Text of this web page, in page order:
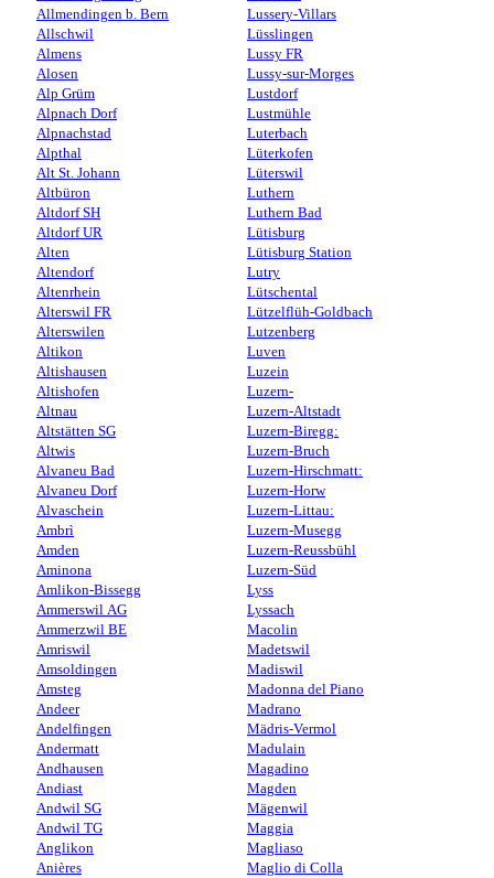
Allmendingen b. Bern
Allschwil
Almens
Alosen
Alp Grüm
Alpnach Dorf
Alpnachstad
Alpthal
Alt St. Johann
Altbüron
Altdorf SH
Altdorf UR
Alten
Altendorf
Altenrhein
Alterswil FR
Alterswilen
Altikon
Altishausen
Altishofen
Altnau
Altstätten SG
Altwis
Alvaneu Bad
Alvaneu Dorf
Alvaschein
Ambrì
Amden
Aminona
Amlikon-Bissegg
Ammerswil AG
Ammerzwil BE
Amriswil
Amsoldingen
Amsteg
Andeer
Andelfingen
Andermatt
Andhausen
Andiast
Andwil SG
Andwil TG
Anglikon
Anières
Lussery-Villars
Lüsslingen
Lussy FR
Lussy-sur-Morges
Lustdorf
Lustmühle
Luterbach
Lüterkofen
Lüterswil
Luthern
Luthern Bad
Lütisburg
Lütisburg Station
Lutry
Lütschental
Lützelflüh-Goldbach
Lutzenberg
Luven
Luzein
Luzern-
Luzern-Altstadt
Luzern-Biregg:
Luzern-Bruch
Luzern-Hirschmatt:
Luzern-Horw
Luzern-Littau:
Luzern-Musegg
Luzern-Reussbühl
Luzern-Süd
Lyss
Lyssach
Macolin
Madetswil
Madiswil
Madonna del Piano
Madrano
Mädris-Vermol
Madulain
Magadino
Magden
Mägenwil
Maggia
Magliaso
Maglio di Colla